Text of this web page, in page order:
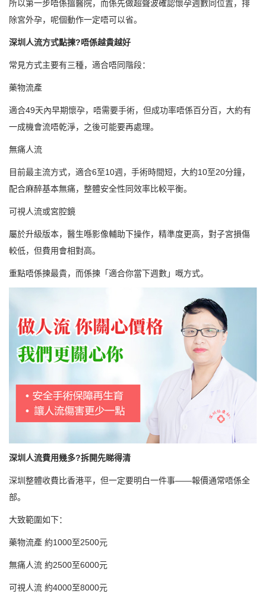
所以第一步唔係搵醫院，而係先做超聲波確認懷孕週數同位置，排
除宮外孕，呢個動作一定唔可以省。
深圳人流方式點揀?唔係越貴越好
常見方式主要有三種，適合唔同階段：
藥物流產
適合49天內早期懷孕，唔需要手術，但成功率唔係百分百，大約有
一成機會流唔乾淨，之後可能要再處理。
無痛人流
目前最主流方式，適合6至10週，手術時間短，大約10至20分鐘，
配合麻醉基本無痛，整體安全性同效率比較平衡。
可視人流或宮腔鏡
屬於升級版本，醫生喺影像輔助下操作，精準度更高，對子宮損傷
較低，但費用會相對高。
重點唔係揀最貴，而係揀「適合你當下週數」嘅方式。
深圳人流費用幾多?拆開先睇得清
深圳整體收費比香港平，但一定要明白一件事——報價通常唔係全
部。
大致範圍如下：
藥物流產 約1000至2500元
無痛人流 約2500至6000元
可視人流 約4000至8000元